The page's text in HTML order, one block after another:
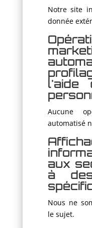
Notre site
donnée
l'aide
Aucune
automatisé
aux
à
Nous ne
le sujet.